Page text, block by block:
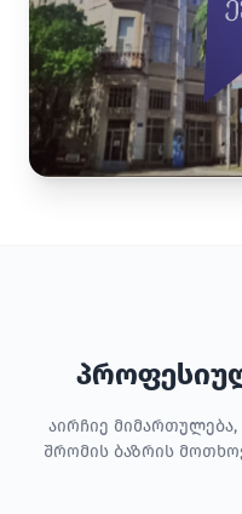
აირჩიე
შრომის ბაზრის